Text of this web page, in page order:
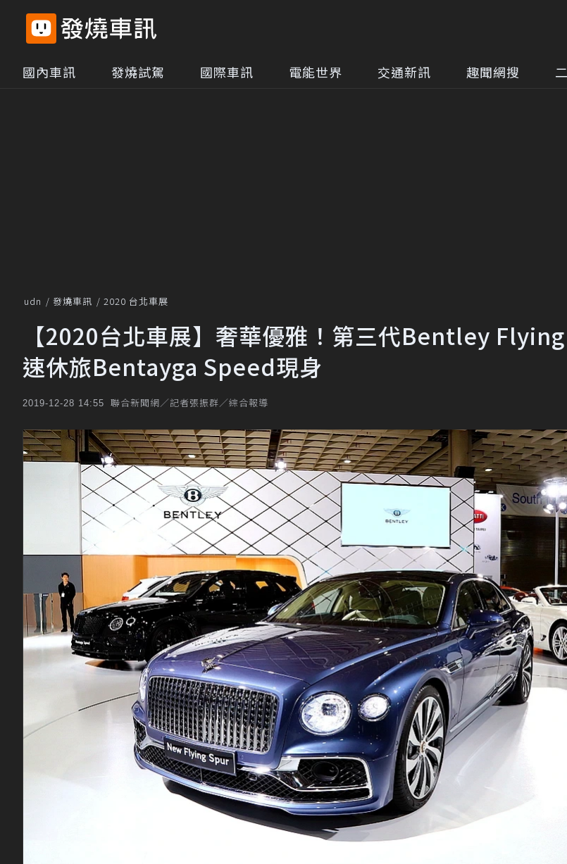
國內車訊 發燒試駕 國際車訊 電能世界 交通新訊 趣聞網搜
udn 發燒車訊 2020 台北車展
【2020台北車展】奢華優雅！第三代Bentley
速休旅Bentayga Speed現身
2019-12-28 14:55 聯合新聞網／記者張振群／綜合報導